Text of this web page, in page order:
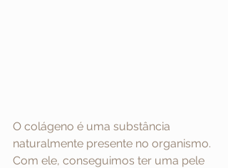
O colágeno é uma substância
naturalmente presente no organismo.
Com ele, conseguimos ter uma pele